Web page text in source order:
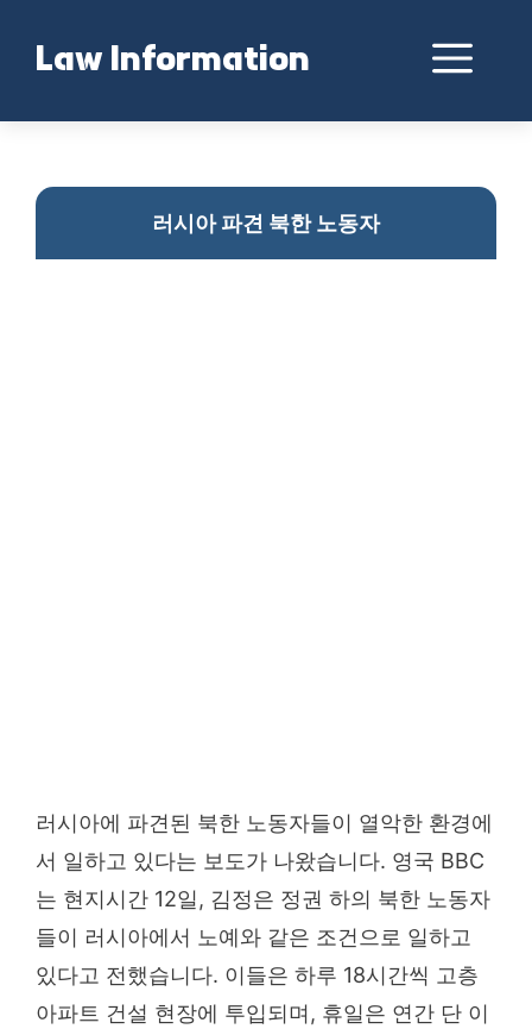
contentLaw Information
러시아 파견 북한 노동자
러시아에 파견된 북한 노동자들이 열악한 환경에
서 일하고 있다는 보도가 나왔습니다. 영국 BBC
는 현지시간 12일, 김정은 정권 하의 북한 노동자
들이 러시아에서 노예와 같은 조건으로 일하고
있다고 전했습니다. 이들은 하루 18시간씩 고층
아파트 건설 현장에 투입되며, 휴일은 연간 단 이